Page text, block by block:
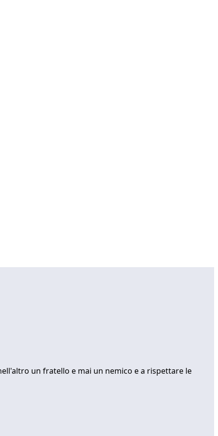
un fratello e mai un nemico e a rispettare le